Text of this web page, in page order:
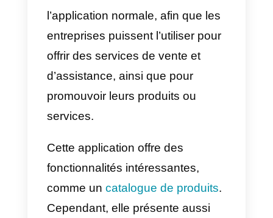
facturer à travers la plateforme et
il est difficile de la connecter avec
d’autres outils comme Facebook
ou WhatsApp.
Lineest l’une des applications de
messagerie mobile les plus